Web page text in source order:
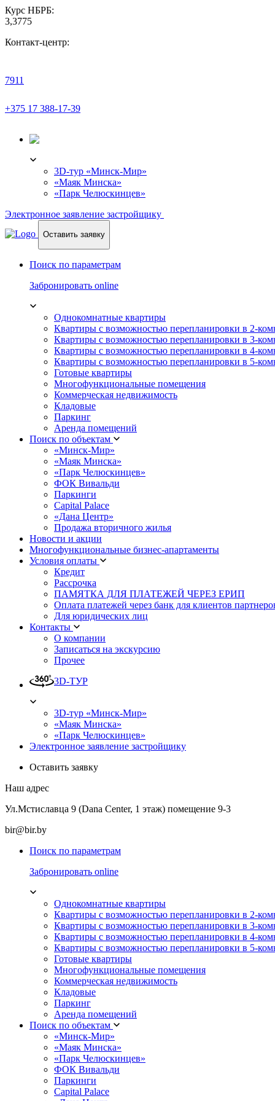
Курс НБРБ:
3,3775
Контакт-центр:
7911
+375 17 388-17-39
3D-тур «Минск-Мир»
«Маяк Минска»
«Парк Челюскинцев»
Электронное заявление застройщику
Оставить заявку
Поиск по параметрам
Забронировать online
Однокомнатные квартиры
Квартиры с возможностью перепланировки в 2-
Квартиры с возможностью перепланировки в 3-
Квартиры с возможностью перепланировки в 4-
Квартиры с возможностью перепланировки в 5-
Готовые квартиры
Многофункциональные помещения
Коммерческая недвижимость
Кладовые
Паркинг
Аренда помещений
Поиск по объектам
«Минск-Мир»
«Маяк Минска»
«Парк Челюскинцев»
ФОК Вивальди
Паркинги
Capital Palace
«Дана Центр»
Продажа вторичного жилья
Новости и акции
Многофункциональные бизнес-апартаменты
Условия оплаты
Кредит
Рассрочка
ПАМЯТКА ДЛЯ ПЛАТЕЖЕЙ ЧЕРЕЗ ЕРИП
Оплата платежей через банк для клиентов
Для юридических лиц
Контакты
О компании
Записаться на экскурсию
Прочее
3D-ТУР
3D-тур «Минск-Мир»
«Маяк Минска»
«Парк Челюскинцев»
Электронное заявление застройщику
Оставить заявку
Наш адрес
Ул.Мстиславца 9 (Dana Center, 1 этаж) помещение 9-3
bir@bir.by
Поиск по параметрам
Забронировать online
Однокомнатные квартиры
Квартиры с возможностью перепланировки в 2-
Квартиры с возможностью перепланировки в 3-
Квартиры с возможностью перепланировки в 4-
Квартиры с возможностью перепланировки в 5-
Готовые квартиры
Многофункциональные помещения
Коммерческая недвижимость
Кладовые
Паркинг
Аренда помещений
Поиск по объектам
«Минск-Мир»
«Маяк Минска»
«Парк Челюскинцев»
ФОК Вивальди
Паркинги
Capital Palace